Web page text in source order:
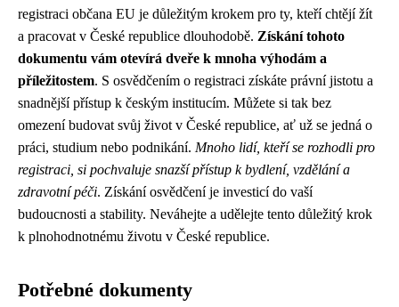
registraci občana EU je důležitým krokem pro ty, kteří chtějí žít
a pracovat v České republice dlouhodobě. Získání tohoto
dokumentu vám otevírá dveře k mnoha výhodám a
příležitostem. S osvědčením o registraci získáte právní jistotu a
snadnější přístup k českým institucím. Můžete si tak bez
omezení budovat svůj život v České republice, ať už se jedná o
práci, studium nebo podnikání. Mnoho lidí, kteří se rozhodli pro
registraci, si pochvaluje snazší přístup k bydlení, vzdělání a
zdravotní péči. Získání osvědčení je investicí do vaší
budoucnosti a stability. Neváhejte a udělejte tento důležitý krok
k plnohodnotnému životu v České republice.
Potřebné dokumenty